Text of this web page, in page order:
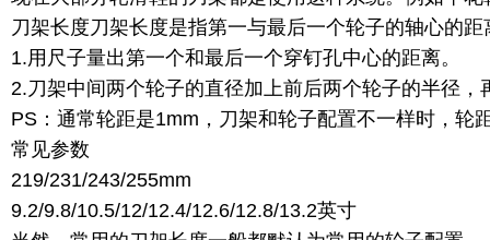
刀架长度刀架长度是指第一与最后一个轮子的轴心的
1.用尺子量出第一个和最后一个穿钉孔中心的距离。
2.刀架中间两个轮子的直径加上前后两个轮子的半径
PS：通常轮距是1mm，刀架和轮子配置不一样时，轮
常见参数
219/231/243/255mm
9.2/9.8/10.5/12/12.4/12.6/12.8/13.2英寸